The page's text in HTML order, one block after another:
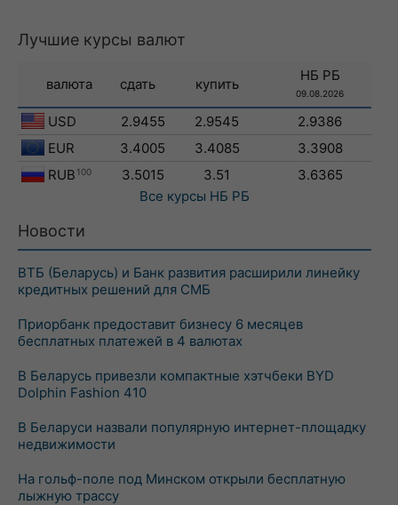
Лучшие курсы валют
валюта сдать купить
НБ РБ
09.08.2026
USD 2.9455 2.9545
2.9386
EUR
3.4005 3.4085
3.3908
RUB 100 3.5015 3.51
3.6365
Все курсы НБ РБ
Новости
ВТБ (Беларусь) и Банк развития расширили линейку
кредитных решений для СМБ
Приорбанк предоставит бизнесу 6 месяцев
бесплатных платежей в 4 валютах
В Беларусь привезли компактные хэтчбеки BYD
Dolphin Fashion 410
В Беларуси назвали популярную интернет-площадку
недвижимости
На гольф-поле под Минском открыли бесплатную
лыжную трассу